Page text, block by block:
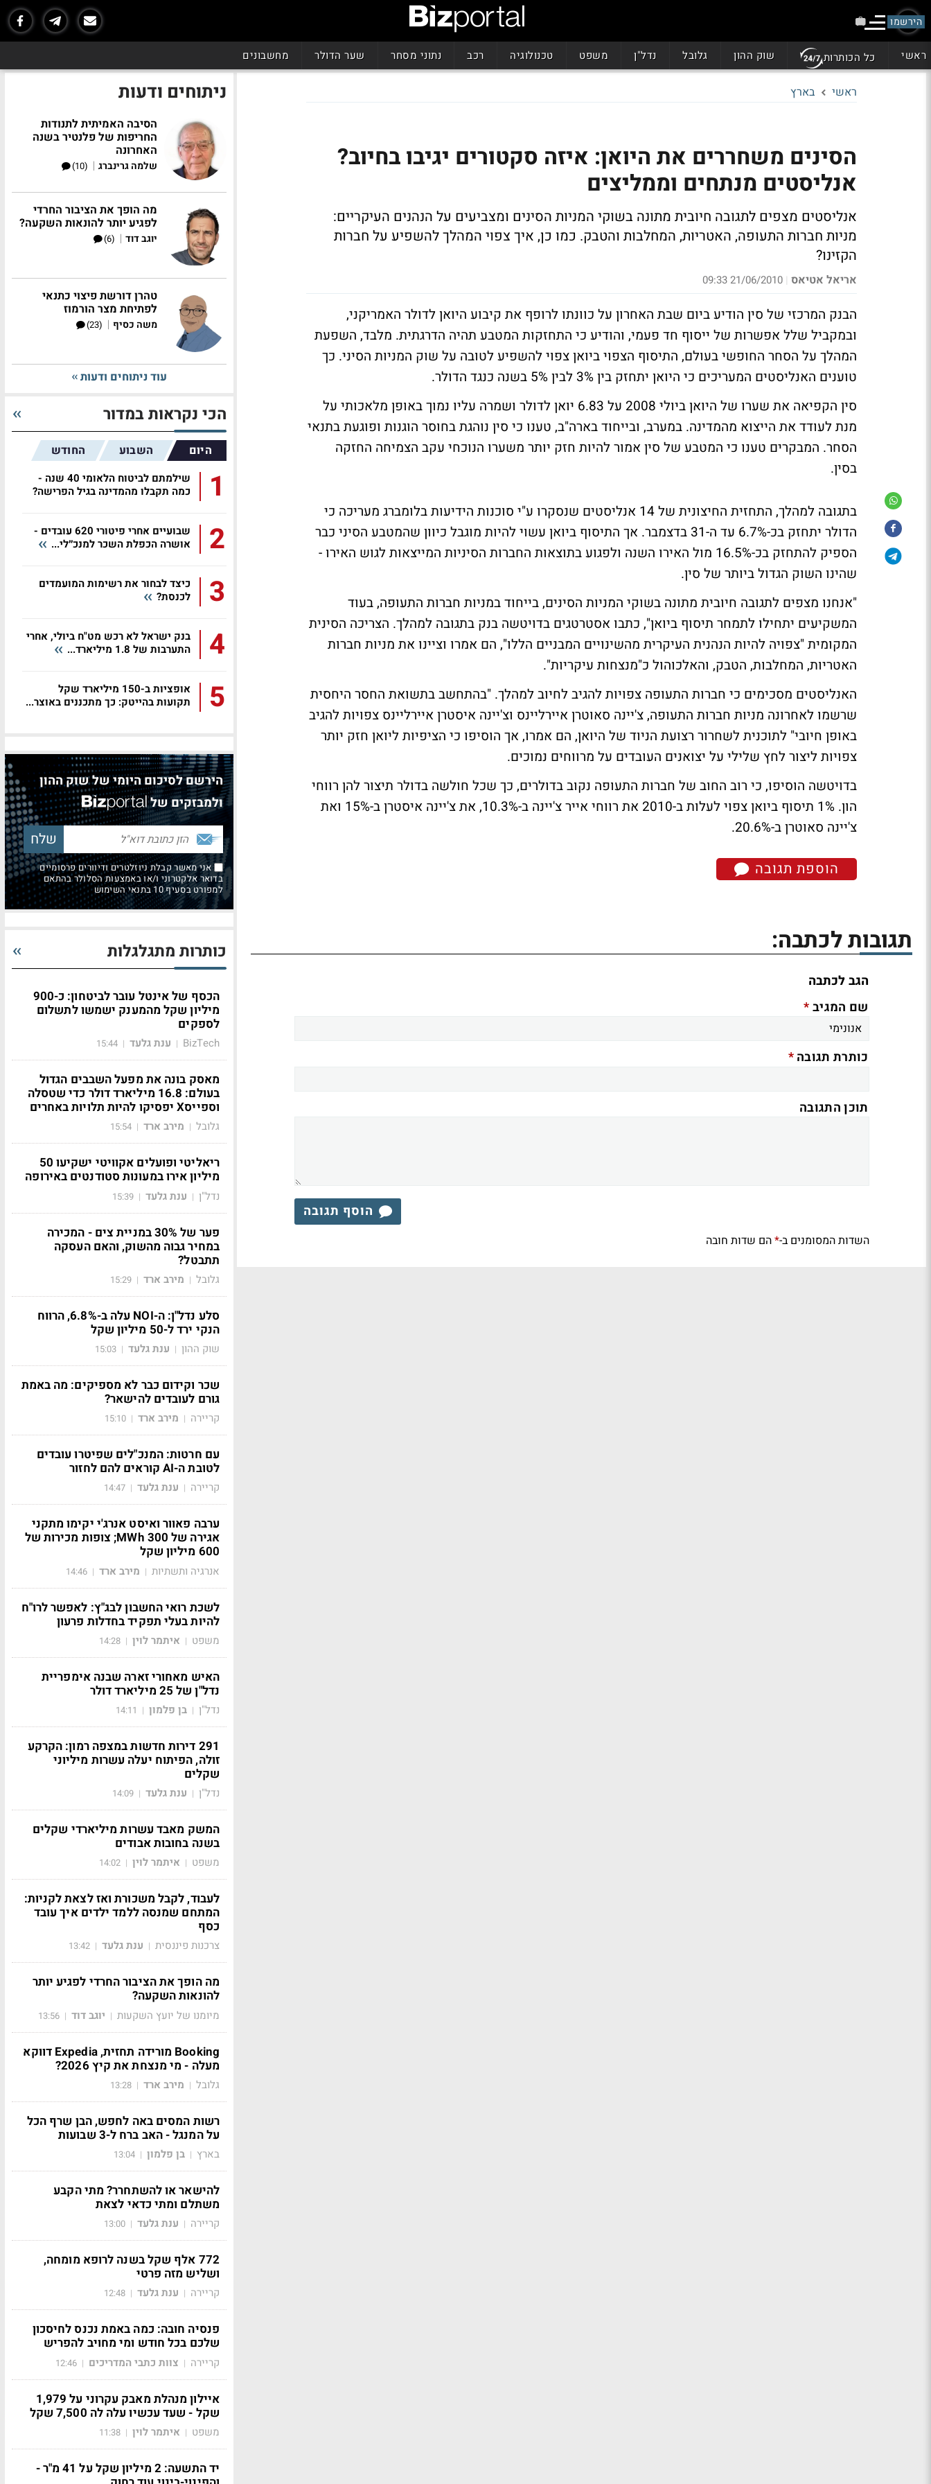
הירשמו
ראשי כל הכותרות שוק ההון גלובל נדל"ן משפט טכנולוגיה רכב נתוני מסחר שער הדולר מחשבונים
ראשי בארץ
הסינים משחררים את היואן: איזה סקטורים יגיבו בחיוב?
אנליסטים מנתחים וממליצים
אנליסטים מצפים לתגובה חיובית מתונה בשוקי המניות הסינים ומצביעים על הנהנים העיקריים:
מניות חברות התעופה, האטריות, המחלבות והטבק. כמו כן, איך צפוי המהלך להשפיע על חברות
הקזינו?
אריאל אטיאס |
21/06/2010 09:33
הבנק המרכזי של סין הודיע ביום שבת האחרון על כוונתו לרופף את קיבוע היואן לדולר האמריקני,
ובמקביל שלל אפשרות של ייסוף חד פעמי, והודיע כי התחזקות המטבע תהיה הדרגתית. מלבד, השפעת
המהלך על הסחר החופשי בעולם, התיסוף הצפוי ביואן צפוי להשפיע לטובה על שוק המניות הסיני. כך
טוענים האנליסטים המעריכים כי היואן יתחזק בין 3% לבין 5% בשנה כנגד הדולר.
סין הקפיאה את שערו של היואן ביולי 2008 על 6.83 יואן לדולר ושמרה עליו נמוך באופן מלאכותי על
מנת לעודד את הייצוא מהמדינה. במערב, ובייחוד בארה"ב, טענו כי סין נוהגת בחוסר הוגנות ופוגעת בתנאי
הסחר. המבקרים טענו כי המטבע של סין אמור להיות חזק יותר משערו הנוכחי עקב הצמיחה החזקה
בסין.
בתגובה למהלך, התחזית החיצונית של 14 אנליסטים שנסקרו ע"י סוכנות הידיעות בלומברג מעריכה כי
הדולר יתחזק בכ-6.7% עד ה-31 בדצמבר. אך התיסוף ביואן עשוי להיות מוגבל כיוון שהמטבע הסיני כבר
הספיק להתחזק בכ-16.5% מול האירו השנה ולפגוע בתוצאות החברות הסיניות המייצאות לגוש האירו -
שהינו השוק הגדול ביותר של סין.
"אנחנו מצפים לתגובה חיובית מתונה בשוקי המניות הסינים, בייחוד במניות חברות התעופה, בעוד
המשקיעים יתחילו לתמחר תיסוף ביואן", כתבו אסטרטגים בדויטשה בנק בתגובה למהלך. הצריכה הסינית
המקומית "צפויה להיות הנהנית העיקרית מהשינויים המבניים הללו", הם אמרו וציינו את מניות חברות
האטריות, המחלבות, הטבק, והאלכוהול כ"מנצחות עיקריות".
האנליסטים מסכימים כי חברות התעופה צפויות להגיב לחיוב למהלך. "בהתחשב בתשואת החסר היחסית
שרשמו לאחרונה מניות חברות התעופה, צ'יינה סאוטרן איירליינס וצ'יינה איסטרן איירליינס צפויות להגיב
באופן חיובי" לתוכנית לשחרור רצועת הניוד של היואן, הם אמרו, אך הוסיפו כי הציפיות ליואן חזק יותר
צפויות ליצור לחץ שלילי על יצואנים העובדים על מרווחים נמוכים.
בדויטשה הוסיפו, כי רוב החוב של חברות התעופה נקוב בדולרים, כך שכל חולשה בדולר תיצור להן רווחי
הון. 1% תיסוף ביואן צפוי לעלות ב-2010 את רווחי אייר צ'יינה ב-10.3%, את צ'יינה איסטרן ב-15% ואת
צ'יינה סאוטרן ב-20.6%.
הוספת תגובה
תגובות לכתבה:
הגב לכתבה
שם המגיב*
כותרת תגובה*
תוכן התגובה
הוסף תגובה
השדות המסומנים ב-*הם שדות חובה
ניתוחים ודעות
הסיבה האמיתית לתנודות
החריפות של פלנטיר בשנה
האחרונה
שלמה גרינברג |
(10)
מה הופך את הציבור החרדי
לפגיע יותר להונאות השקעה?
יוגב דוד |
(6)
טהרן דורשת פיצוי כתנאי
לפתיחת מצר הורמוז
משה כסיף |
(23)
עוד ניתוחים ודעות
הכי נקראות במדור
היום השבוע החודש
1
שילמתם לביטוח הלאומי 40 שנה -
כמה תקבלו מהמדינה בגיל הפרישה?
2
שבועיים אחרי פיטורי 620 עובדים -
אושרה הכפלת השכר למנכ״לי...
3
כיצד לבחור את רשימות המועמדים
לכנסת?
4
בנק ישראל לא רכש מט"ח ביולי, אחרי
התערבות של 1.8 מיליארד...
5
אופציות ב-150 מיליארד שקל
תקועות בהייטק: כך מתכננים באוצר...
הירשם לסיכום היומי של שוק ההון
ולמבזקים של
אני מאשר קבלת ניוזלטרים ודיוורים פרסומיים
בדואר אלקטרוני ו/או באמצעות הסלולר בהתאם
למפורט בסעיף 10 בתנאי השימוש
כותרות מתגלגלות
הכסף של אינטל עובר לביטחון: כ-900
מיליון שקל מהמענק ישמשו לתשלום
לספקים
BizTech
| ענת גלעד |
15:44
מאסק בונה את מפעל השבבים הגדול
בעולם: 16.8 מיליארד דולר כדי שטסלה
וספייסX יפסיקו להיות תלויות באחרים
גלובל | מירב ארד |
15:54
ריאליטי ופועלים אקוויטי ישקיעו 50
מיליון אירו במעונות סטודנטים באירופה
נדל"ן | ענת גלעד |
15:39
פער של 30% במניית צים - המכירה
במחיר גבוה מהשוק, והאם העסקה
תתבטל?
גלובל | מירב ארד |
15:29
סלע נדל"ן: ה-NOI עלה ב-6.8%, הרווח
הנקי ירד ל-50 מיליון שקל
שוק ההון | ענת גלעד |
15:03
שכר וקידום כבר לא מספיקים: מה באמת
גורם לעובדים להישאר?
קריירה | מירב ארד |
15:10
עם חרטות: המנכ"לים שפיטרו עובדים
לטובת ה-AI קוראים להם לחזור
קריירה | ענת גלעד |
14:47
ערבה פאוור ואיסט אנרג'י יקימו מתקני
אגירה של 300 MWh; צופות מכירות של
600 מיליון שקל
אנרגיה ותשתיות | מירב ארד |
14:46
לשכת רואי החשבון לבג"ץ: לאפשר לרו"ח
להיות בעלי תפקיד בחדלות פרעון
משפט | איתמר לוין |
14:28
האיש מאחורי זארה שבנה אימפריית
נדל"ן של 25 מיליארד דולר
נדל"ן | בן פלמון |
14:11
291 דירות חדשות במצפה רמון: הקרקע
זולה, הפיתוח יעלה עשרות מיליוני
שקלים
נדל"ן | ענת גלעד |
14:09
המשק מאבד עשרות מיליארדי שקלים
בשנה בחובות אבודים
משפט | איתמר לוין |
14:02
לעבוד, לקבל משכורת ואז לצאת לקניות:
המתחם שמנסה ללמד ילדים איך עובד
כסף
צרכנות פיננסית | ענת גלעד |
13:42
מה הופך את הציבור החרדי לפגיע יותר
להונאות השקעה?
מיומנו של יועץ השקעות | יוגב דוד |
13:56
Booking מורידה תחזית, Expedia דווקא
מעלה - מי מנצחת את קיץ 2026?
גלובל | מירב ארד |
13:28
רשות המסים באה לחפש, הבן שרף הכל
על המנגל - האב ברח ל-3 שבועות
בארץ | בן פלמון |
13:04
להישאר או להשתחרר? מתי הקבע
משתלם ומתי כדאי לצאת
קריירה | ענת גלעד |
13:00
772 אלף שקל בשנה לרופא מומחה,
ושליש מזה פרטי
קריירה | ענת גלעד |
12:48
פנסיה חובה: כמה באמת נכנס לחיסכון
שלכם בכל חודש ומי מחויב להפריש
קריירה | צוות כתבי המדריכים |
12:46
איילון מנהלת מאבק עקרוני על 1,979
שקל - שעד עכשיו עלה לה 7,500 שקל
משפט | איתמר לוין |
11:38
יד התשעה: 2 מיליון שקל על 41 מ"ר -